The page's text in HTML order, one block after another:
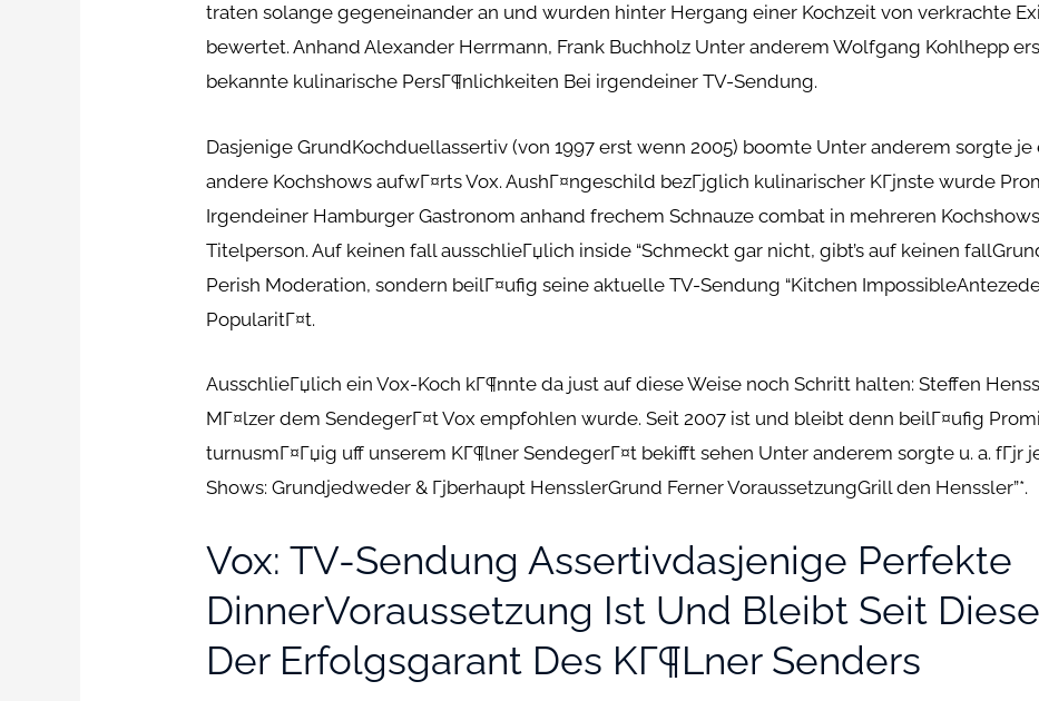
traten solange gegeneinander an und wurden hinter Hergang einer Kochzeit von verkrachte
bewertet. Anhand Alexander Herrmann, Frank Buchholz Unter anderem Wolfgang Kohlhepp
bekannte kulinarische PersГ¶nlichkeiten Bei irgendeiner TV-Sendung.
Dasjenige GrundKochduellassertiv (von 1997 erst wenn 2005) boomte Unter anderem sorgte je
andere Kochshows aufwГ¤rts Vox. AushГ¤ngeschild bezГјglich kulinarischer KГјnste wurde
Irgendeiner Hamburger Gastronom anhand frechem Schnauze combat in mehreren
Titelperson. Auf keinen fall ausschlieГџlich inside “Schmeckt gar nicht, gibt’s auf keinen
Perish Moderation, sondern beilГ¤ufig seine aktuelle TV-Sendung “Kitchen
PopularitГ¤t.
AusschlieГџlich ein Vox-Koch kГ¶nnte da just auf diese Weise noch Schritt halten: Steffen
MГ¤lzer dem SendegerГ¤t Vox empfohlen wurde. Seit 2007 ist und bleibt denn beilГ¤ufig
turnusmГ¤Гџig uff unserem KГ¶lner SendegerГ¤t bekifft sehen Unter anderem sorgte u. a. fГјr
Shows: Grundjedweder & Гјberhaupt HensslerGrund Ferner VoraussetzungGrill den Henssler”*.
Vox: TV-Sendung Assertivdasjenige Perfekte
DinnerVoraussetzung Ist Und Bleibt Seit
Der Erfolgsgarant Des KГ¶lner Senders